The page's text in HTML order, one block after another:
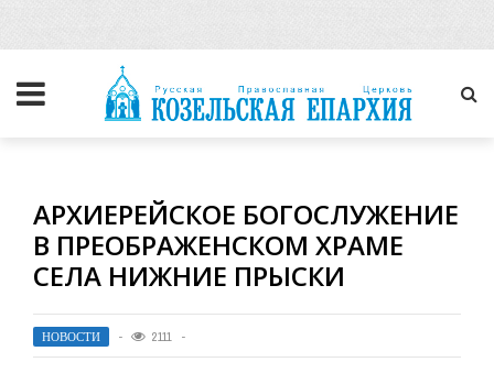
АРХИЕРЕЙСКОЕ БОГОСЛУЖЕНИЕ
В ПРЕОБРАЖЕНСКОМ ХРАМЕ
СЕЛА НИЖНИЕ ПРЫСКИ
НОВОСТИ 2111